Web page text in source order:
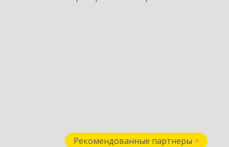
Рекомендованные партнеры